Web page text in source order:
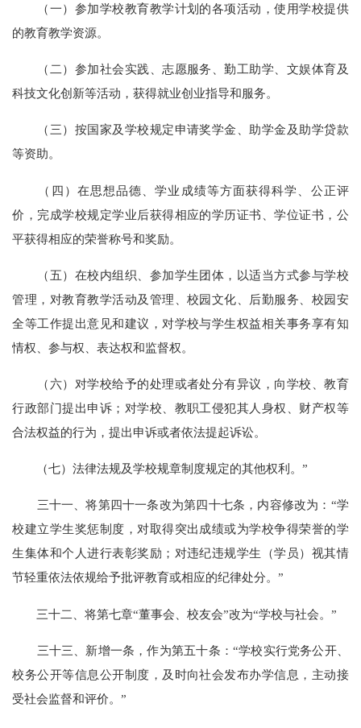
（一）参加学校教育教学计划的各项活动，使用学校提供
的教育教学资源。
（二）参加社会实践、志愿服务、勤工助学、文娱体育及
科技文化创新等活动，获得就业创业指导和服务。
（三）按国家及学校规定申请奖学金、助学金及助学贷款
等资助。
（四）在思想品德、学业成绩等方面获得科学、公正评
价，完成学校规定学业后获得相应的学历证书、学位证书，公
平获得相应的荣誉称号和奖励。
（五）在校内组织、参加学生团体，以适当方式参与学校
管理，对教育教学活动及管理、校园文化、后勤服务、校园安
全等工作提出意见和建议，对学校与学生权益相关事务享有知
情权、参与权、表达权和监督权。
（六）对学校给予的处理或者处分有异议，向学校、教育
行政部门提出申诉；对学校、教职工侵犯其人身权、财产权等
合法权益的行为，提出申诉或者依法提起诉讼。
（七）法律法规及学校规章制度规定的其他权利。”
三十一、将第四十一条改为第四十七条，内容修改为：“学
校建立学生奖惩制度，对取得突出成绩或为学校争得荣誉的学
生集体和个人进行表彰奖励；对违纪违规学生（学员）视其情
节轻重依法依规给予批评教育或相应的纪律处分。”
三十二、将第七章“董事会、校友会”改为“学校与社会。”
三十三、新增一条，作为第五十条：“学校实行党务公开、
校务公开等信息公开制度，及时向社会发布办学信息，主动接
受社会监督和评价。”